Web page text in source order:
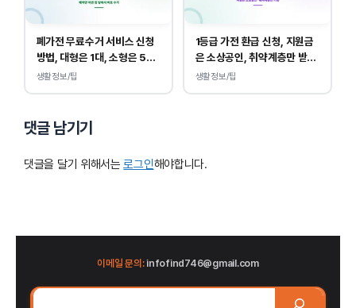
폐가전 무료수거 서비스 신청
방법, 대형은 1대, 소형은 5개
부터 무상입니다.
생활정보/팁
1등급 가전 환급 신청, 지원금
은 소상공인, 취약계층만 받
을 수 있습니다.
생활정보/팁
댓글 남기기
댓글을 달기 위해서는로그인해야합니다.
이메일 문의:infofind746@gmail.com